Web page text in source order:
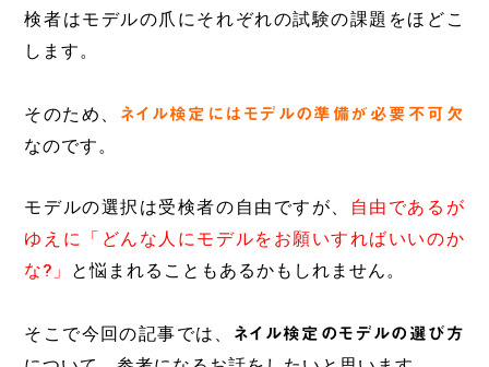
検者はモデルの爪にそれぞれの試験の課題をほどこ
します。
そのため、 ネイル検定にはモデルの準備が必要不可欠
なのです。
モデルの選択は受検者の自由ですが、
自由であるが
ゆえに「どんな人にモデルをお願いすればいいのか
な?」 と悩まれることもあるかもしれません。
そこで今回の記事では、 ネイル検定のモデルの選び方